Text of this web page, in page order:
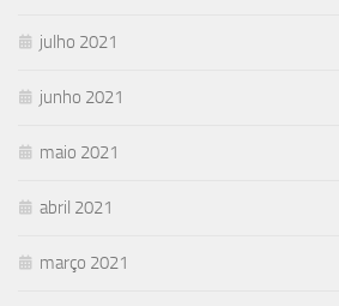
julho 2021
junho 2021
maio 2021
abril 2021
março 2021